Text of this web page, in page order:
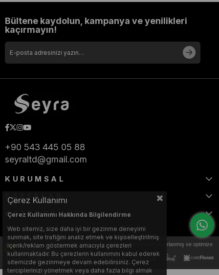
Bültene kaydolun, kampanya ve yenilikleri
kaçırmayın!
+90 543 445 05 88
seyraltd@gmail.com
KURUMSAL
SAYFALAR
KATEGORİLER
Bu web sitesi, Nihat KILIÇARSLAN tarafından tasarlanmış ve optimize
edilmiştir.
Çerez Kullanımı
Çerez Kullanımı Hakkında Bilgilendirme
Web sitemiz, size daha iyi bir gezinme deneyimi
sunmak, site trafiğini analiz etmek ve kişiselleştirilmiş
içerik/reklam göstermek amacıyla çerezleri
kullanmaktadır. Bu çerezlerin kullanımını kabul ederek
sitemizde gezinmeye devam edebilirsiniz. Çerez
terciplerinizi yönetmek veya daha fazla bilgi almak